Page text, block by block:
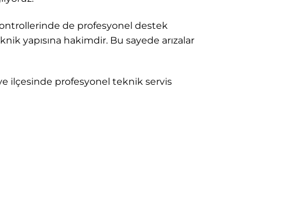
de profesyonel destek
yapısına hakimdir. Bu sayede arızalar
ilçesinde profesyonel teknik servis